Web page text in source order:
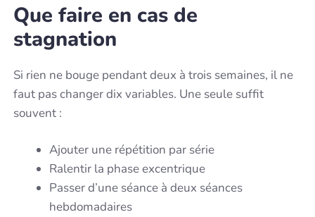
Que faire en cas de
stagnation
Si rien ne bouge pendant deux à trois semaines, il ne
faut pas changer dix variables. Une seule suffit
souvent :
Ajouter une répétition par série
Ralentir la phase excentrique
Passer d’une séance à deux séances
hebdomadaires